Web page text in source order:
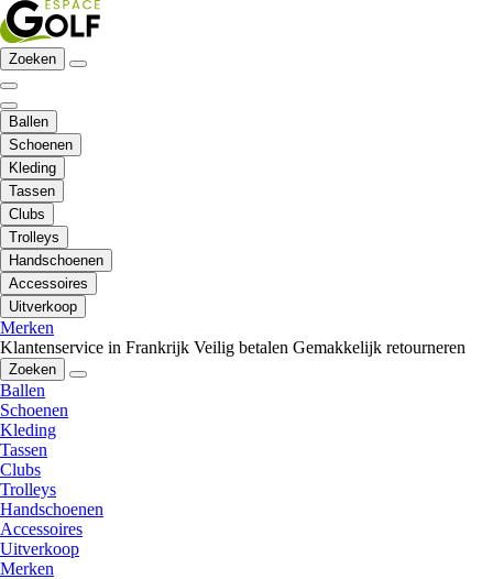
Zoeken
Ballen
Schoenen
Kleding
Tassen
Clubs
Trolleys
Handschoenen
Accessoires
Uitverkoop
Merken
Klantenservice in Frankrijk Veilig betalen Gemakkelijk retourneren
Zoeken
Ballen
Schoenen
Kleding
Tassen
Clubs
Trolleys
Handschoenen
Accessoires
Uitverkoop
Merken